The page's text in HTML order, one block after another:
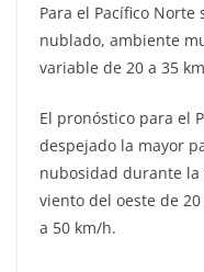
Para el Pacífico
nublado, ambiente
variable de 20 a 35
El pronóstico para el
despejado la mayor
nubosidad durante
viento del oeste de
a 50 km/h.